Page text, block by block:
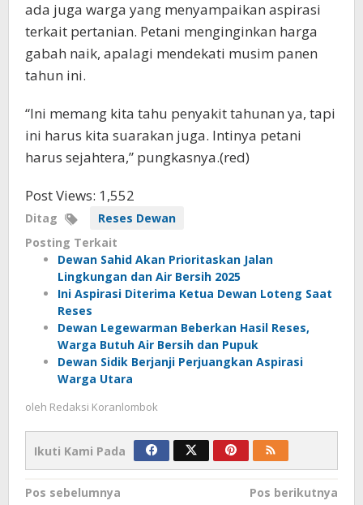
ada juga warga yang menyampaikan aspirasi
terkait pertanian. Petani menginginkan harga
gabah naik, apalagi mendekati musim panen
tahun ini.
“Ini memang kita tahu penyakit tahunan ya, tapi
ini harus kita suarakan juga. Intinya petani
harus sejahtera,” pungkasnya.(red)
Post Views: 1,552
Ditag
Reses Dewan
Posting Terkait
Dewan Sahid Akan Prioritaskan Jalan
Lingkungan dan Air Bersih 2025
Ini Aspirasi Diterima Ketua Dewan Loteng Saat
Reses
Dewan Legewarman Beberkan Hasil Reses,
Warga Butuh Air Bersih dan Pupuk
Dewan Sidik Berjanji Perjuangkan Aspirasi
Warga Utara
oleh Redaksi Koranlombok
Ikuti Kami Pada
Navigasi
Pos sebelumnya
Pos berikutnya